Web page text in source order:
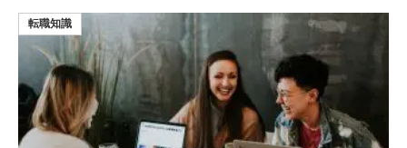
転職知識